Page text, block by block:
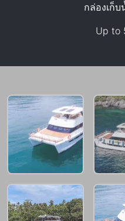
กล่องเก็
Up to